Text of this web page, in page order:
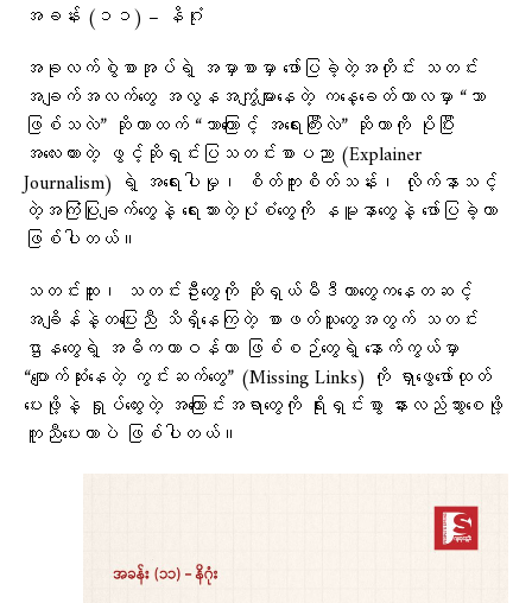
အခန်း (၁၁) – နိဂုံး
အခုလက်စွဲစာအုပ်ရဲ့ အမှာစာမှာ ဖော်ပြခဲ့တဲ့အတိုင်း သတင်း
အချက်အလက်တွေ အလွနအကျွံများနေတဲ့ ကနေ့ခေတ်ကာလမှာ “ဘာ
ဖြစ်သလဲ” ဆိုတာထက် “ဘာကြောင့် အရေးကြီးလဲ” ဆိုတာကို ပိုပြီး
အလေးထားတဲ့ ဖွင့်ဆိုရှင်းပြသတင်းစာပညာ (Explainer
Journalism) ရဲ့ အရေးပါမှု၊ စိတ်ကူးစိတ်သန်း၊ လိုက်နာသင့်
တဲ့အကြံပြုချက်တွေနဲ့ ရေးသားတဲ့ပုံစံတွေကို နမူနာတွေနဲ့ ဖော်ပြခဲ့တာ
ဖြစ်ပါတယ်။
သတင်းထူး၊ သတင်းဦးတွေကို ဆိုရှယ်မီဒီယာတွေကနေတဆင့်
အချိန်နဲ့တပြေးညီ သိရှိနေကြတဲ့ စာဖတ်သူတွေအတွက် သတင်း
ဌာနတွေရဲ့ အဓိကတာဝန်ဟာ ဖြစ်စဉ်တွေရဲ့ နောက်ကွယ်မှာ
“ပျောက်ဆုံးနေတဲ့ ကွင်းဆက်တွေ” (Missing Links) ကို ရှာဖွေဖော်ထုတ်
ပေးဖို့နဲ့ ရှုပ်ထွေးတဲ့ အကြောင်းအရာတွေကို ရိုးရှင်းစွာ နားလည်သွားစေဖို့
ကူညီပေးတာပဲ ဖြစ်ပါတယ်။